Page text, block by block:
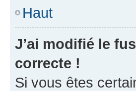
Haut
J’ai modifié le
correcte !
Si vous êtes